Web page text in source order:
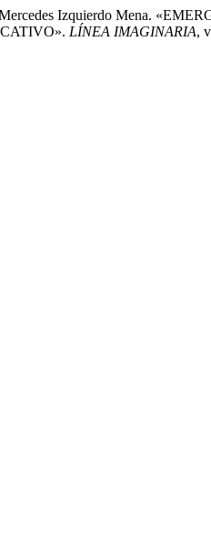
Izquierdo Mena.
LÍNEA IMAGINARIA,